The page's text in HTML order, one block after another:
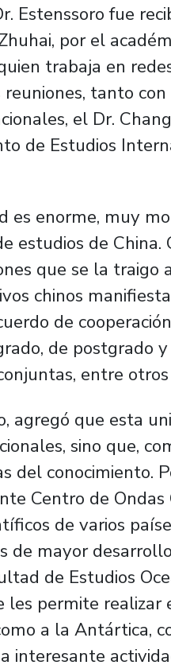
Estenssoro fue
por el
trabaja en
reuniones, tanto
el Dr.
de Estudios
es enorme, muy
estudios de
que se la traigo
chinos
de
de postgrado
entre otros
agregó que esta
sino que,
del conocimiento.
Centro de Ondas
de varios
de mayor
de Estudios
les permite realizar
a la Antártica,
interesante